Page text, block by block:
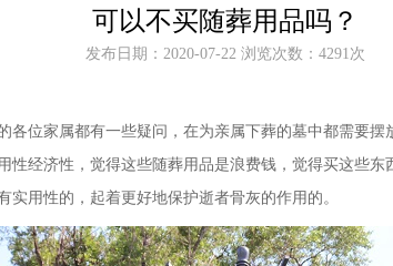
可以不买随葬用品吗？
发布日期：2020-07-22 浏览次数：4291次
各位家属都有一些疑问，在为亲属下葬的墓中都需要
经济性，觉得这些随葬用品是浪费钱，觉得买这些
用性的，起着更好地保护逝者骨灰的作用的。